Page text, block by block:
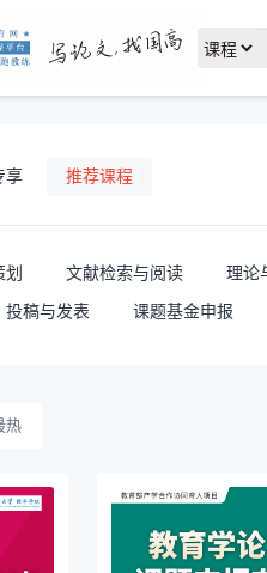
享 推荐课程
文献检索与阅读 理论
投稿与发表 课题基金申报
热